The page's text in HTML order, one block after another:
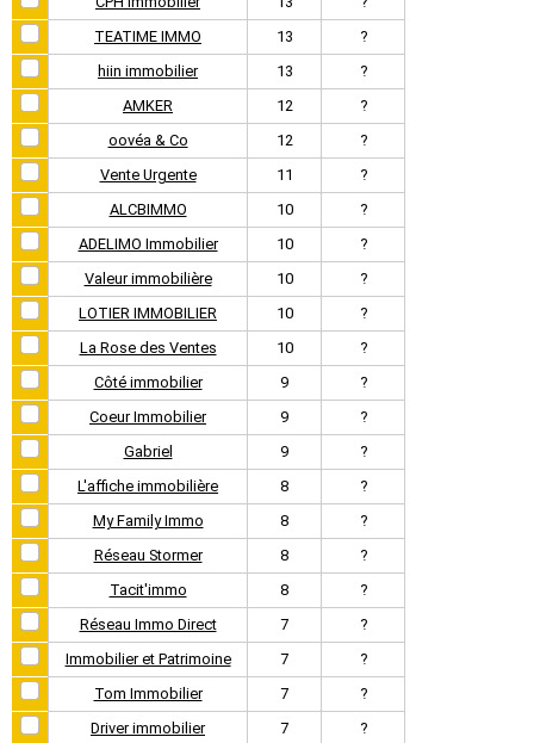
TEATIME IMMO
13
?
hiin immobilier
13
?
AMKER
12
?
oovéa & Co
12
?
Vente Urgente
11
?
ALCBIMMO
10
?
ADELIMO Immobilier
10
?
Valeur immobilière
10
?
LOTIER IMMOBILIER
10
?
La Rose des Ventes
10
?
Côté immobilier
9
?
Coeur Immobilier
9
?
Gabriel
9
?
L'affiche immobilière
8
?
My Family Immo
8
?
Réseau Stormer
8
?
Tacit'immo
8
?
Réseau Immo Direct
7
?
Immobilier et Patrimoine
7
?
Tom Immobilier
7
?
Driver immobilier
7 ?